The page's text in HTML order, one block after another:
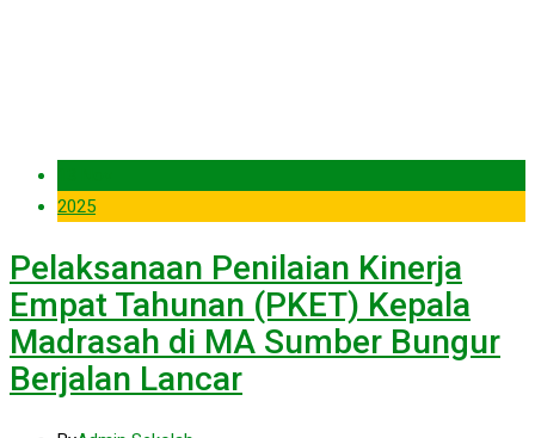
2025
Pelaksanaan Penilaian Kinerja
Empat Tahunan (PKET) Kepala
Madrasah di MA Sumber Bungur
Berjalan Lancar